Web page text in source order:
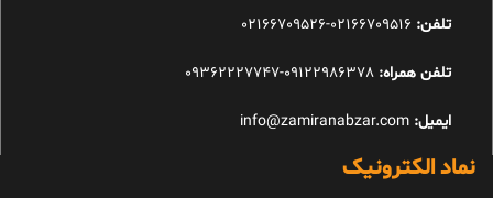
تلفن:
تلفن همراه: 09122986378-09362227747
ایمیل:
نماد الکترونیک